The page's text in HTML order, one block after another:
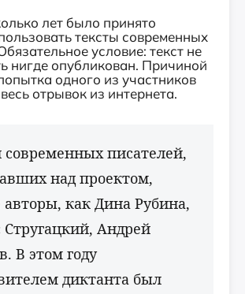
лет было принято
тексты современных
условие: текст не
нигде опубликован. Причиной
одного из участников
отрывок из интернета.
современных писателей,
над проектом,
авторы, как Дина Рубина,
Стругацкий, Андрей
В этом году
диктанта был